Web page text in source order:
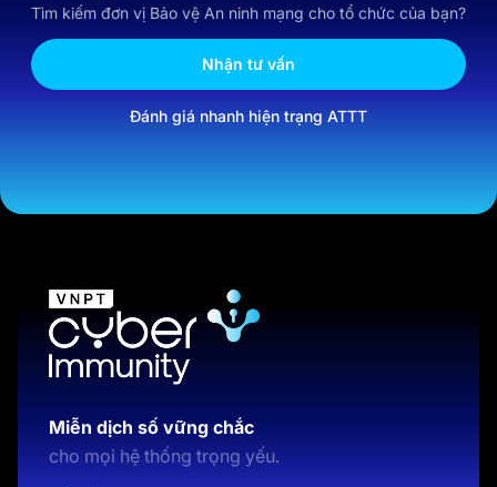
Tìm kiếm đơn vị Bảo vệ An ninh mạng cho tổ chức của bạn?
Nhận tư vấn
Đánh giá nhanh hiện trạng ATTT
Miễn dịch số vững chắc
cho mọi hệ thống trọng yếu.